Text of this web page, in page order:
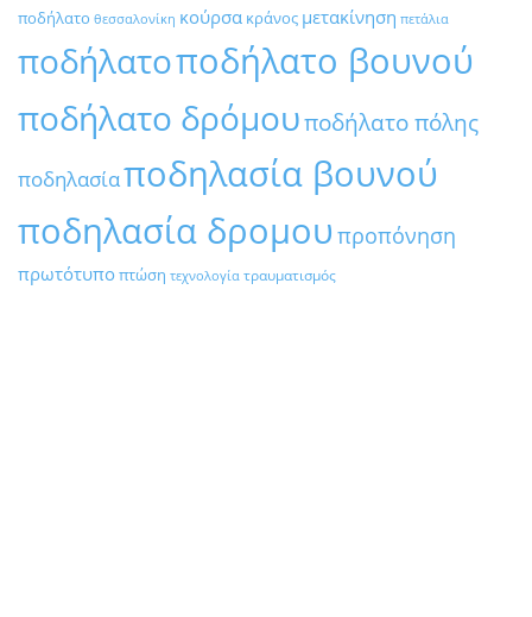
ποδήλατο θεσσαλονίκη κούρσα κράνος μετακίνηση πετάλια
ποδήλατοποδήλατο βουνού
ποδήλατο δρόμουποδήλατο πόλης
ποδηλασίαποδηλασία βουνού
ποδηλασία δρομου προπόνηση
πρωτότυποπτώση τεχνολογία τραυματισμός